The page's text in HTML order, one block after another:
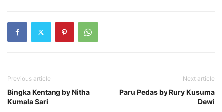
Previous article
Bingka Kentang by Nitha
Kumala Sari
Next article
Paru Pedas by Rury Kusuma
Dewi